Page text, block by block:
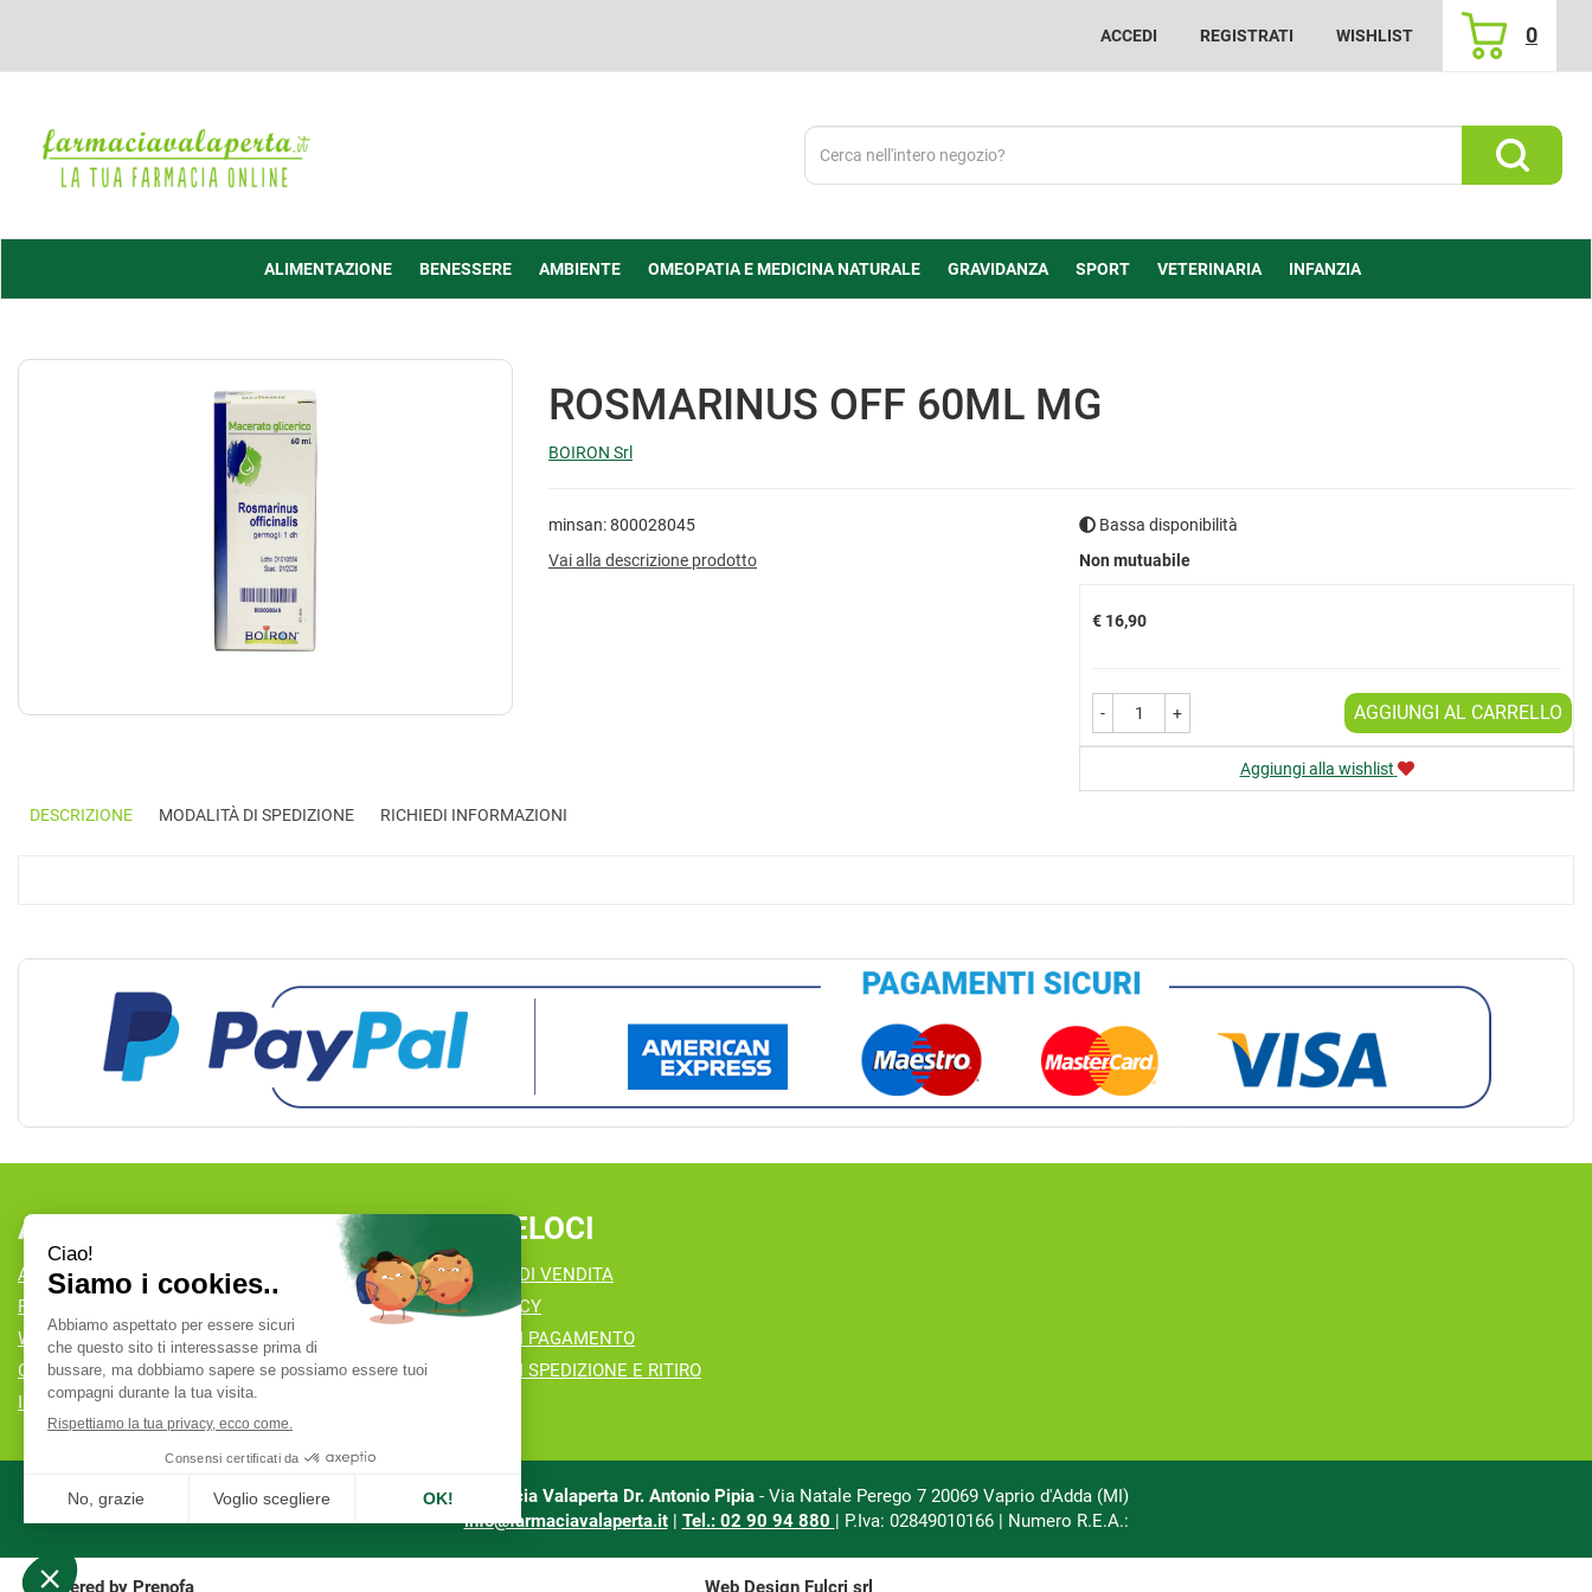
ACCEDI REGISTRATI WISHLIST 0
ARTICOLI
INSERITI
Valaperta
Cerca
Prodotto
Cerca
ALIMENTAZIONE BENESSERE AMBIENTE OMEOPATIA E MEDICINA NATURALE GRAVIDANZA SPORT VETERINARIA INFANZIA
ROSMARINUS OFF 60ML MG
BOIRON Srl
minsan: 800028045
Vai alla descrizione prodotto
Bassa disponibilità
Non mutuabile
Prezzo
€ 16,90
- + AGGIUNGI AL CARRELLO
Aggiungi alla wishlist
DESCRIZIONE MODALITÀ DI SPEDIZIONE RICHIEDI INFORMAZIONI
AREA UTENTE
ACCEDI
REGISTRATI
WISHLIST
CONTATTI
ISCRIZIONE ALLA NEWSLETTER
LINK VELOCI
CONDIZIONI DI VENDITA
COOKIE POLICY
MODALITÀ DI PAGAMENTO
MODALITÀ DI SPEDIZIONE E RITIRO
Farmacia Valaperta Dr. Antonio Pipia- Via Natale Perego 7 20069 Vaprio d'Adda (MI)
info@farmaciavalaperta.it| Tel.: 02 90 94 880 | P.Iva: 02849010166 | Numero R.E.A.:
Powered by Prenofa Web Design Fulcri srl